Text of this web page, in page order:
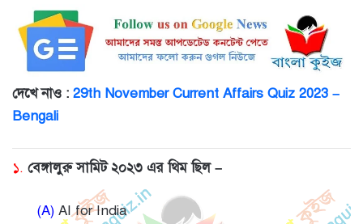
দেখে নাও : 29th November Current Affairs Quiz 2023 –
Bengali
১. বেঙ্গালুরু সামিট ২০২৩ এর থিম ছিল –
(A) AI for India